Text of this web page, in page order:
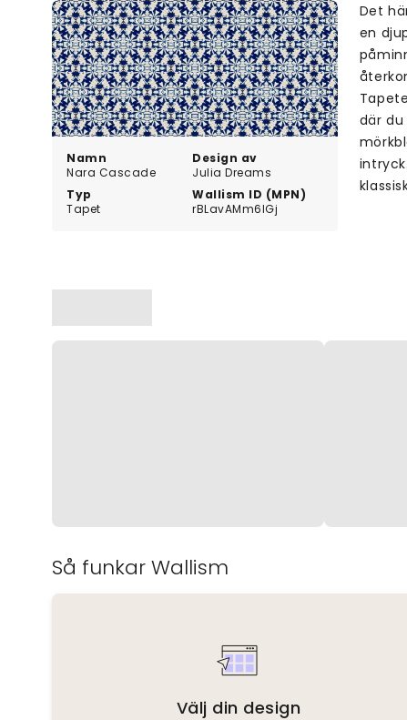
Namn
Nara Cascade
Design av
Julia Dreams
Typ
Tapet
Wallism ID (MPN)
rBLavAMm6lGj
Det
en
där
Så funkar Wallism
Välj din design